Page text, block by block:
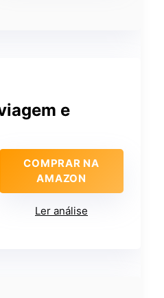
e
COMPRAR NA
AMAZON
Ler análise